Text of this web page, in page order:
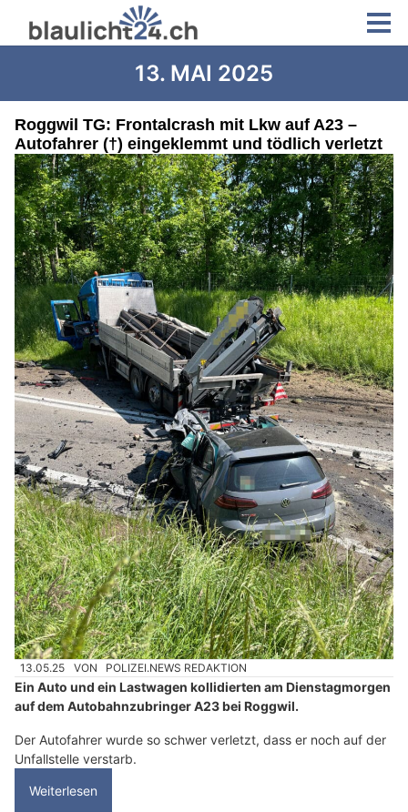
13. MAI 2025
Roggwil TG: Frontalcrash mit Lkw auf A23 –
Autofahrer (†) eingeklemmt und tödlich verletzt
13.05.25 VON POLIZEI.NEWS REDAKTION
Ein Auto und ein Lastwagen kollidierten am Dienstagmorgen
auf dem Autobahnzubringer A23 bei Roggwil.
Der Autofahrer wurde so schwer verletzt, dass er noch auf der
Unfallstelle verstarb.
Weiterlesen